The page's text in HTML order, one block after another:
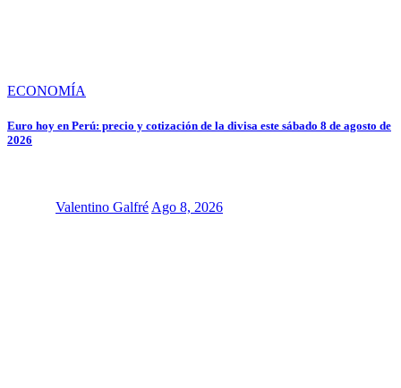
ECONOMÍA
Euro hoy en Perú: precio y cotización de la divisa este sábado 8 de agosto de
2026
Valentino Galfré Ago 8, 2026